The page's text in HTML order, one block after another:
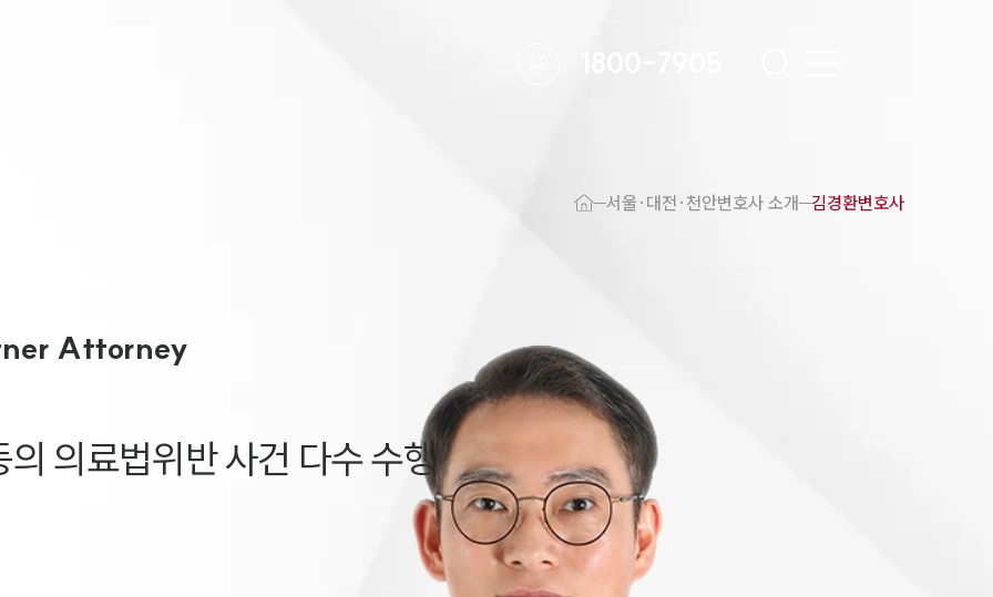
서울·대전·천안변호사
천안음주운전·교통사고변호사
천안변호사 업무분야
천안변호사 주요 업무사례
천안 분사무소 오시는 길
천안변호사상담 상담접수
채용정보
서울·대전·천안변호사 소개 김경환변호사
Attorney
의료법위반 사건 다수 수행 ·